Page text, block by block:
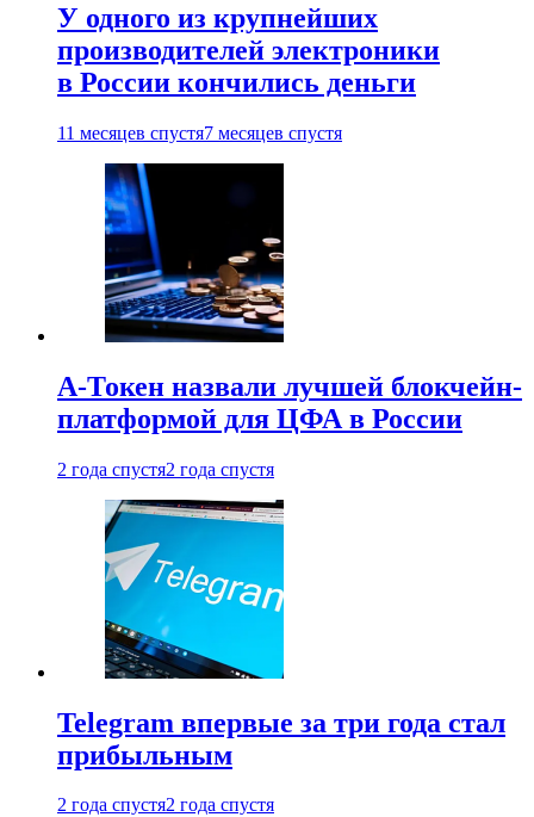
У одного из крупнейших
производителей электроники
в России кончились деньги
11 месяцев спустя7 месяцев спустя
А-Токен назвали лучшей блокчейн-
платформой для ЦФА в России
2 года спустя2 года спустя
Telegram впервые за три года стал
прибыльным
2 года спустя2 года спустя